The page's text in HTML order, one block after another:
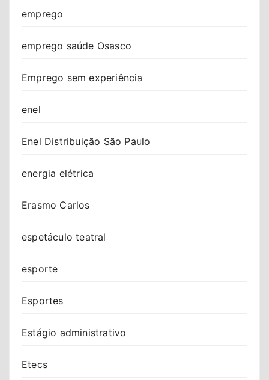
emprego
emprego saúde Osasco
Emprego sem experiência
enel
Enel Distribuição São Paulo
energia elétrica
Erasmo Carlos
espetáculo teatral
esporte
Esportes
Estágio administrativo
Etecs